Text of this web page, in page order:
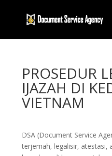
PROSEDUR
IJAZAH DI
VIETNAM
DSA (Document Service
terjemah, legalisir, atestasi,